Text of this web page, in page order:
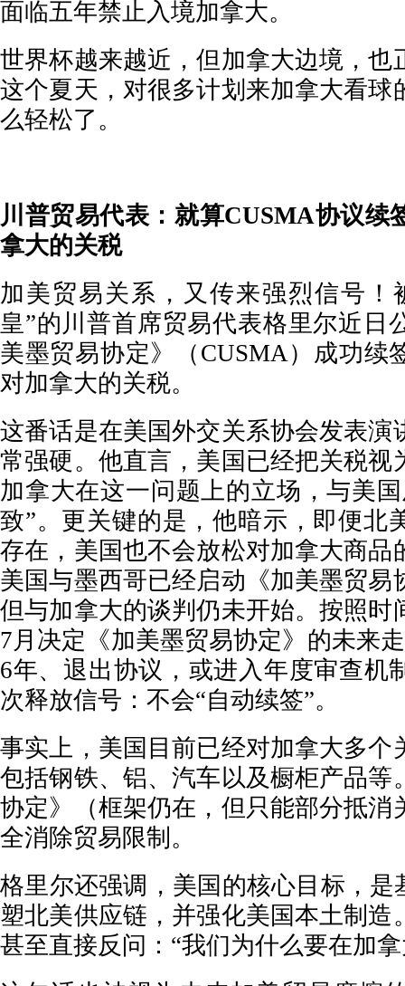
面临五年禁止入境加拿大。
世界杯越来越近，但加拿大边境，也
这个夏天，对很多计划来加拿大看球
么轻松了。
川普贸易代表：就算CUSMA协议续
拿大的关税
加美贸易关系，又传来强烈信号！
皇”的川普首席贸易代表格里尔近日
美墨贸易协定》（CUSMA）成功续
对加拿大的关税。
这番话是在美国外交关系协会发表演
常强硬。他直言，美国已经把关税视
加拿大在这一问题上的立场，与美
致”。更关键的是，他暗示，即便北
存在，美国也不会放松对加拿大商品
美国与墨西哥已经启动《加美墨贸易
但与加拿大的谈判仍未开始。按照时
7月决定《加美墨贸易协定》的未来
6年、退出协议，或进入年度审查机
次释放信号：不会“自动续签”。
事实上，美国目前已经对加拿大多个
包括钢铁、铝、汽车以及橱柜产品等
协定》（框架仍在，但只能部分抵消
全消除贸易限制。
格里尔还强调，美国的核心目标，是
塑北美供应链，并强化美国本土制造
甚至直接反问：“我们为什么要在加